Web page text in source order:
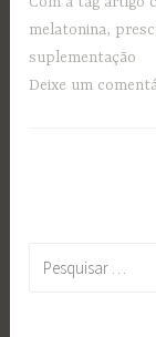
melatonina,
suplementação
Deixe um